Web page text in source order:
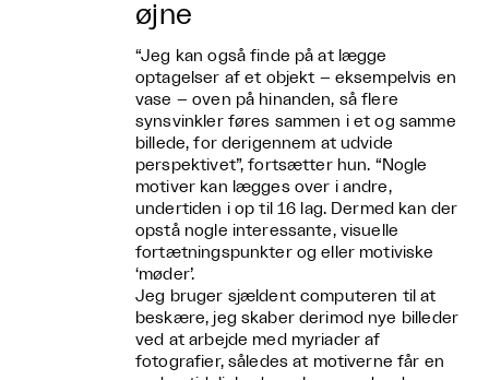
øjne
“Jeg kan også finde på at lægge
optagelser af et objekt – eksempelvis en
vase – oven på hinanden, så flere
synsvinkler føres sammen i et og samme
billede, for derigennem at udvide
perspektivet”, fortsætter hun. “Nogle
motiver kan lægges over i andre,
undertiden i op til 16 lag. Dermed kan der
opstå nogle interessante, visuelle
fortætningspunkter og eller motiviske
‘møder’.
Jeg bruger sjældent computeren til at
beskære, jeg skaber derimod nye billeder
ved at arbejde med myriader af
fotografier, således at motiverne får en